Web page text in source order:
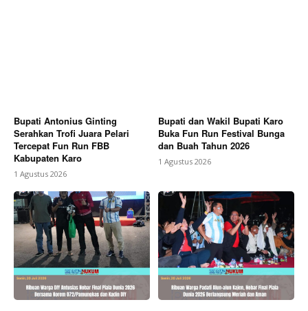
Bupati Antonius Ginting
Serahkan Trofi Juara Pelari
Tercepat Fun Run FBB
Kabupaten Karo
1 Agustus 2026
Bupati dan Wakil Bupati Karo
Buka Fun Run Festival Bunga
dan Buah Tahun 2026
1 Agustus 2026